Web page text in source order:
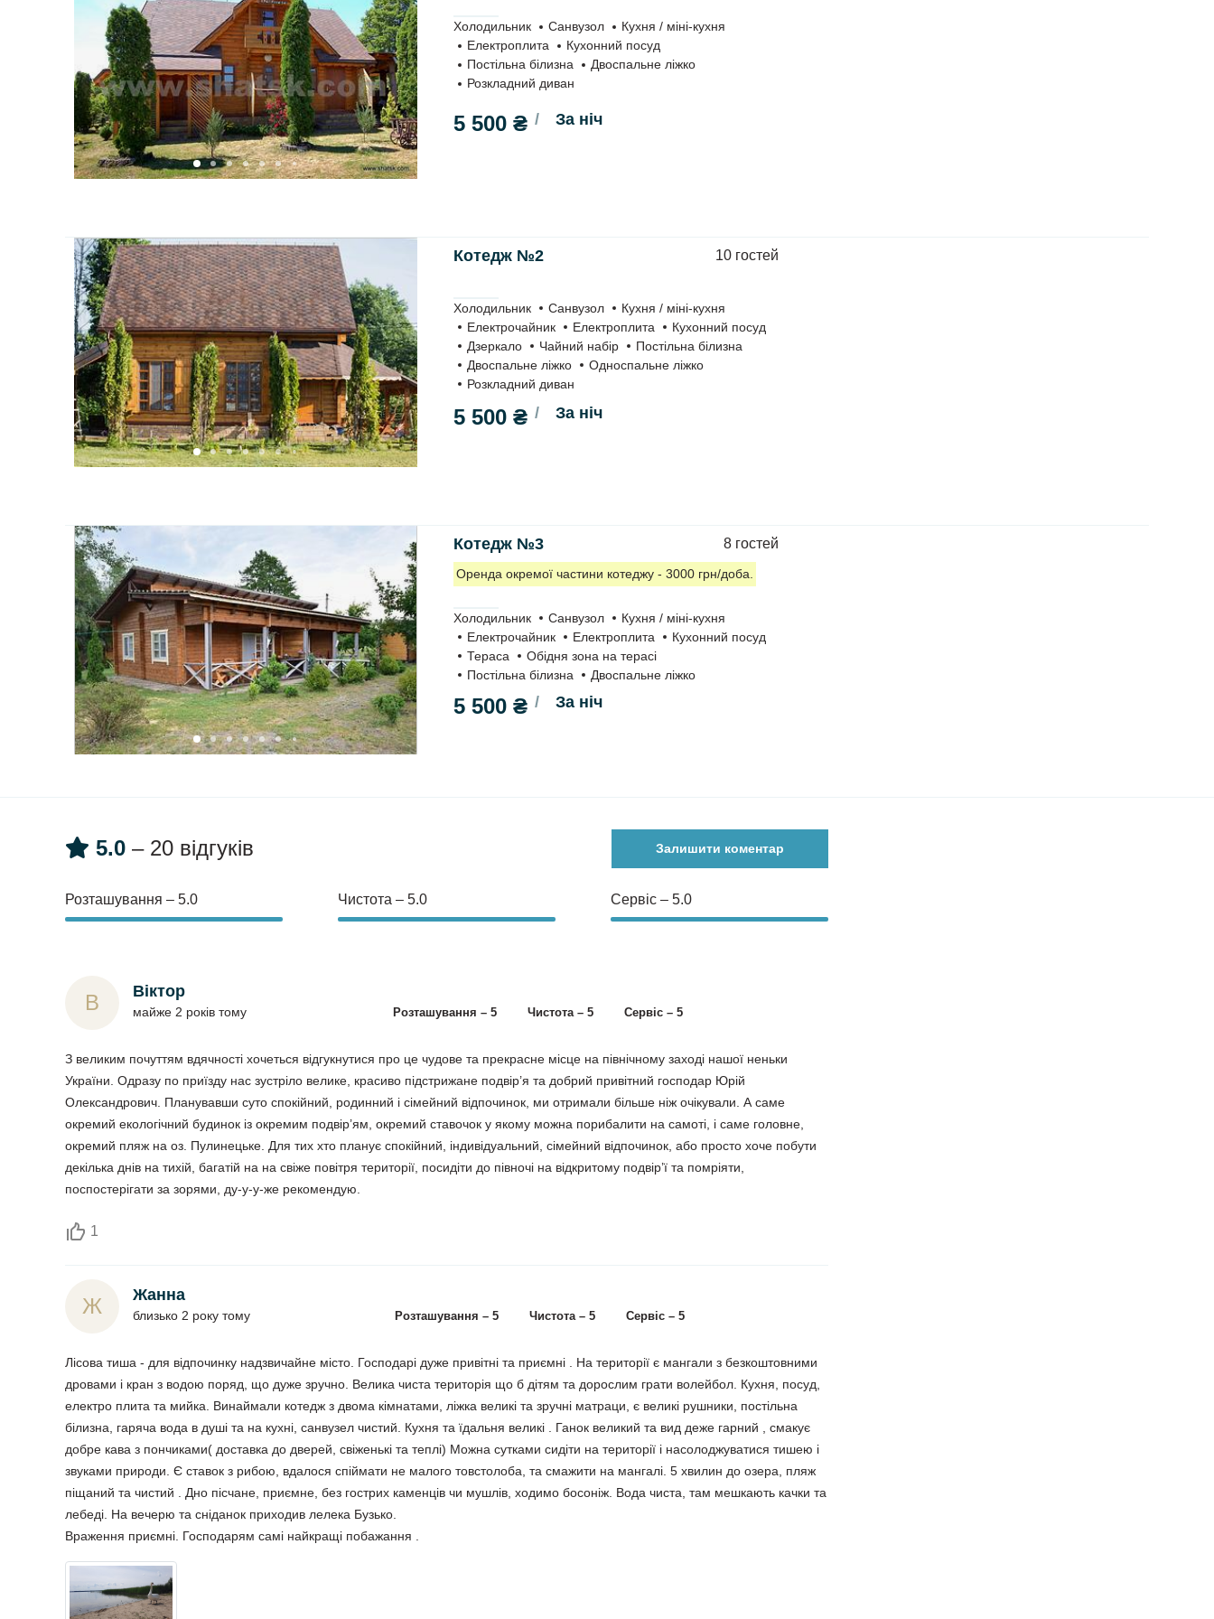
До ваших послуг:
WiFi;
автостоянка;
альтанка;
криті тераси;
дитяче містечко;
іграшки для дітей;
гойдалки;
зони відпочинку;
лежаки;
печі на дровах;
мангал;
човни;
дрова;
велосипеди.
харчування.
Холодильник Санвузол
Кухня / міні-кухня
Електроплита
Кухонний посуд
Постільна білизна
Двоспальне ліжко
Розкладний диван
5 500 ₴ За ніч
Котедж №2 10 гостей
Холодильник Санвузол
Кухня / міні-кухня
Електрочайник
Електроплита
Кухонний посуд
Дзеркало
Чайний набір
Постільна білизна
Двоспальне ліжко
Односпальне ліжко
Розкладний диван
5 500 ₴ За ніч
Котедж №3 8 гостей
Оренда окремої частини котеджу - 3000 грн/доба.
Холодильник Санвузол
Кухня / міні-кухня
Електрочайник
Електроплита
Кухонний посуд
Тераса
Обідня зона на терасі
Постільна білизна
Двоспальне ліжко
5 500 ₴ За ніч
5.0 – 20 відгуків Залишити коментар
Розташування – 5.0 Чистота – 5.0 Сервіс – 5.0
В Віктор
майже 2 років тому Розташування – 5 Чистота – 5 Сервіс – 5
З великим почуттям вдячності хочеться відгукнутися про це чудове та прекрасне місце на північному заході нашої неньки
України. Одразу по приїзду нас зустріло велике, красиво підстрижане подвір’я та добрий привітний господар Юрій
Олександрович. Планувавши суто спокійний, родинний і сімейний відпочинок, ми отримали більше ніж очікували. А саме
окремий екологічний будинок із окремим подвір’ям, окремий ставочок у якому можна порибалити на самоті, і саме головне,
окремий пляж на оз. Пулинецьке. Для тих хто планує спокійний, індивідуальний, сімейний відпочинок, або просто хоче побути
декілька днів на тихій, багатій на на свіже повітря території, посидіти до півночі на відкритому подвір’ї та помріяти,
поспостерігати за зорями, ду-у-у-же рекомендую.
1
Ж Жанна
близько 2 року тому Розташування – 5 Чистота – 5 Сервіс – 5
Лісова тиша - для відпочинку надзвичайне місто. Господарі дуже привітні та приємні . На території є мангали з безкоштовними
дровами і кран з водою поряд, що дуже зручно. Велика чиста територія що б дітям та дорослим грати волейбол. Кухня, посуд,
електро плита та мийка. Винаймали котедж з двома кімнатами, ліжка великі та зручні матраци, є великі рушники, постільна
білизна, гаряча вода в душі та на кухні, санвузел чистий. Кухня та їдальня великі . Ганок великий та вид деже гарний , смакує
добре кава з пончиками( доставка до дверей, свіженькі та теплі) Можна сутками сидіти на території і насолоджуватися тишею і
звуками природи. Є ставок з рибою, вдалося спіймати не малого товстолоба, та смажити на мангалі. 5 хвилин до озера, пляж
піщаний та чистий . Дно пісчане, приємне, без гострих каменців чи мушлів, ходимо босоніж. Вода чиста, там мешкають качки та
лебеді. На вечерю та сніданок приходив лелека Бузько.
Враження приємні. Господарям самі найкращі побажання .